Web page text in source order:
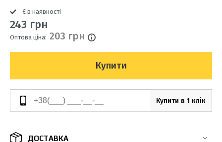
Є в наявності
243 грн
Оптова ціна: 203 грн
Купити
Купити в 1 клік
ДОСТАВКА